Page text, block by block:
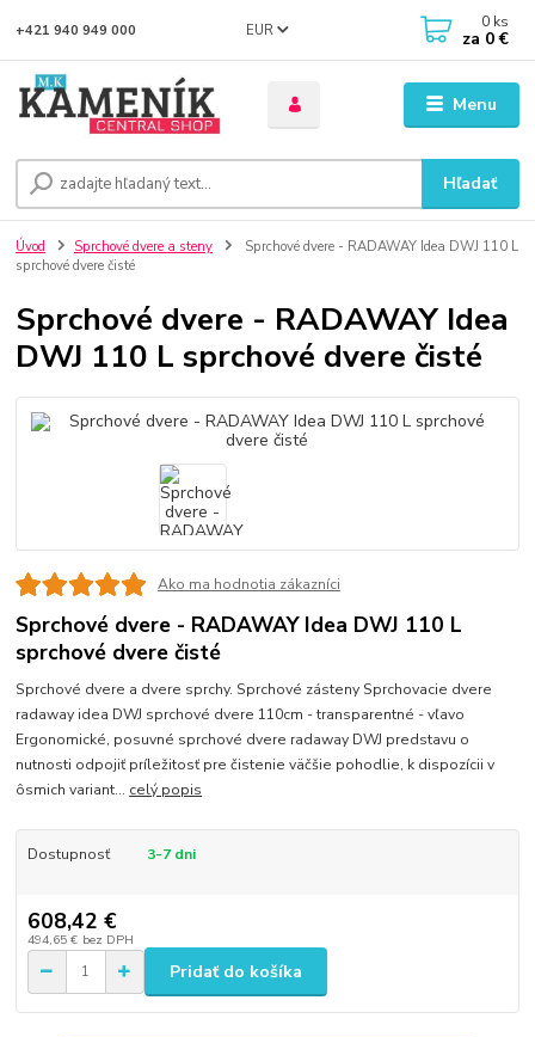
Menu
EUR
Hľadať
+421 940 949 000 0 ks
za 0 €
Úvod Sprchové dvere a steny
Sprchové dvere - RADAWAY Idea DWJ 110 L
sprchové dvere čisté
Sprchové dvere - RADAWAY Idea
DWJ 110 L sprchové dvere čisté
Ako ma hodnotia zákazníci
Sprchové dvere - RADAWAY Idea DWJ 110 L
sprchové dvere čisté
Sprchové dvere a dvere sprchy. Sprchové zásteny Sprchovacie dvere
radaway idea DWJ sprchové dvere 110cm - transparentné - vľavo
Ergonomické, posuvné sprchové dvere radaway DWJ predstavu o
nutnosti odpojiť príležitosť pre čistenie väčšie pohodlie, k dispozícii v
ôsmich variant... celý popis
Dostupnosť 3-7 dni
608,42 €
494,65 € bez DPH
Pridať do košíka